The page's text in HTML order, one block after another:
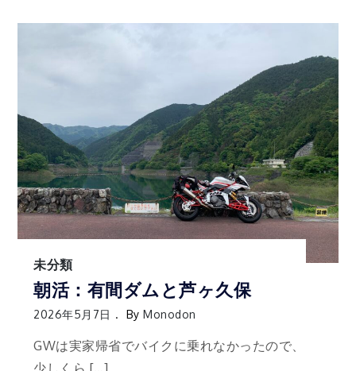
未分類
朝活：有間ダムと芦ヶ久保
2026年5月7日 ByMonodon
GWは実家帰省でバイクに乗れなかったので、